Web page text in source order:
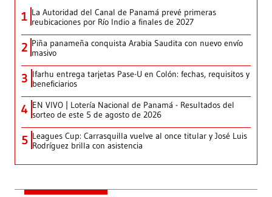
1 La Autoridad del Canal de Panamá prevé primeras
reubicaciones por Río Indio a finales de 2027
2 Piña panameña conquista Arabia Saudita con nuevo envío
masivo
3 Ifarhu entrega tarjetas Pase-U en Colón: fechas, requisitos y
beneficiarios
4 EN VIVO | Lotería Nacional de Panamá - Resultados del
sorteo de este 5 de agosto de 2026
5 Leagues Cup: Carrasquilla vuelve al once titular y José Luis
Rodríguez brilla con asistencia